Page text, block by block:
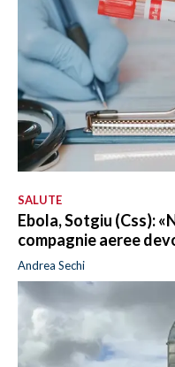
SALUTE
Ebola, Sotgiu (Css):
compagnie aeree
Andrea Sechi